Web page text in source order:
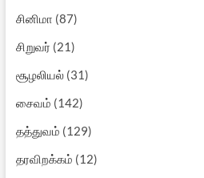
சினிமா (87)
சிறுவர் (21)
சூழலியல்(31)
சைவம் (142)
தத்துவம் (129)
தரவிறக்கம் (12)